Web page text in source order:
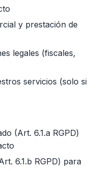
y prestación de
legales (fiscales,
servicios (solo si
(Art. 6.1.a RGPD)
6.1.b RGPD) para